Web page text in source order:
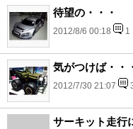
待望の・・・
2012/8/6 00:18 1
気がつけば・・
2012/7/30 21:07
サーキット走行